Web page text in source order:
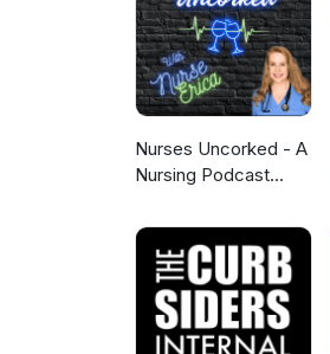
Nurses Uncorked - A
Nursing Podcast
News